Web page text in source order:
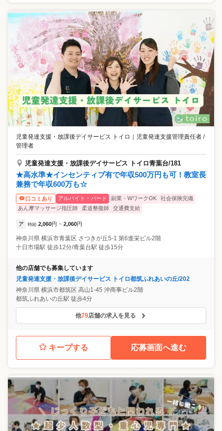
児童発達支援・放課後デイサービス トイロ ｜ 児童発達支援管理責任者 /
管理者
児童発達支援・放課後デイサービス トイロ青葉台/181
★高水準★インセンティブ有で年収500万円も可！教室長
兼務で年収600万も☆
口コミあり アルバイト・パート 副業・WワークOK
社会保険完備
あん摩マッサージ指圧師
柔道整復師 交通費支給
ア 時給 2,060円 ~ 2,060円
神奈川県 横浜市青葉区 さつきが丘5-1 第6進栄ビル2階
十日市場駅 徒歩12分/青葉台駅 徒歩15分
他の店舗でも募集しています
児童発達支援・放課後デイサービス トイロ都筑ふれあいの丘/202
神奈川県 横浜市都筑区 高山1-45 沖商事ビル2階
都筑ふれあいの丘駅 徒歩4分
他79店舗の求人を見る
キープする 応募画面へ進む